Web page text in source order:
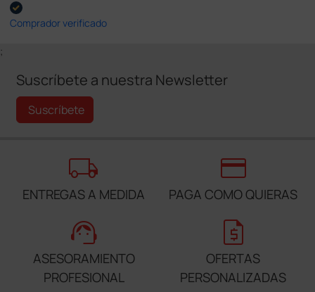
Comprador verificado
;
Suscríbete a nuestra Newsletter
Suscríbete
local_shipping
ENTREGAS A MEDIDA
credit_card
PAGA COMO QUIERAS
support_agent
ASESORAMIENTO
PROFESIONAL
request_quote
OFERTAS
PERSONALIZADAS